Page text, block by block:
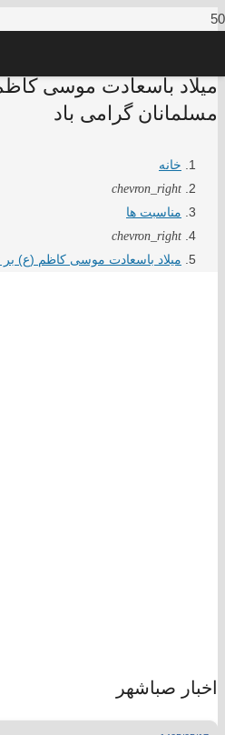
میلاد باسعادت موسی
مسلمانان گرامی باد
خانه
chevron_right
مناسبت ها
chevron_right
میلاد باسعادت موسی کاظم (ع) بر
اخبار صباشهر